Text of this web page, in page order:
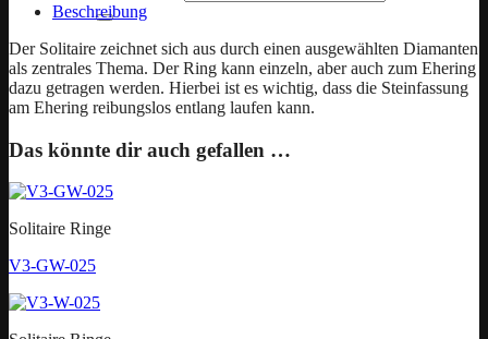
Beschreibung
Der Solitaire zeichnet sich aus durch einen ausgewählten Diamanten
als zentrales Thema. Der Ring kann einzeln, aber auch zum Ehering
dazu getragen werden. Hierbei ist es wichtig, dass die Steinfassung
am Ehering reibungslos entlang laufen kann.
Das könnte dir auch gefallen …
Solitaire Ringe
V3-GW-025